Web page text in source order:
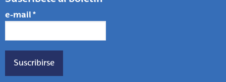
e-mail *